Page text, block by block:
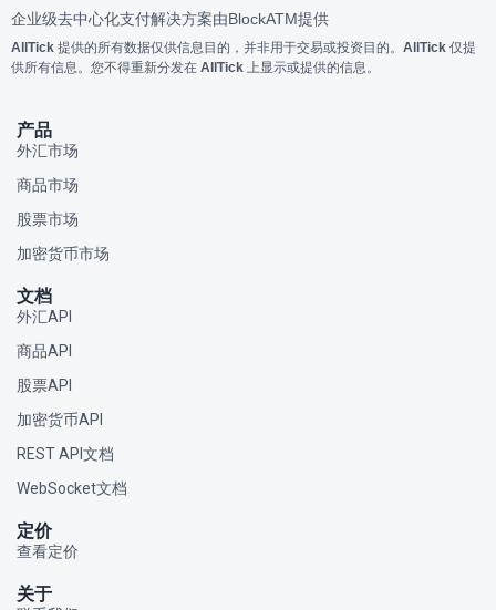
企业级去中心化支付解决方案由BlockATM提供
AllTick 提供的所有数据仅供信息目的，并非用于交易或投资目的。 AllTick 仅提
供所有信息。您不得重新分发在 AllTick 上显示或提供的信息。
产品
外汇市场
商品市场
股票市场
加密货币市场
文档
外汇API
商品API
股票API
加密货币API
REST API文档
WebSocket文档
定价
查看定价
关于